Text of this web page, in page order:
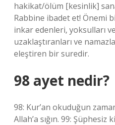
hakikat/ölüm [kesinlik]
Rabbine ibadet et! Önemi
inkar edenleri, yoksulları
uzaklaştıranları ve
eleştiren bir suredir.
98 ayet nedir?
98: Kur’an okuduğun
Allah’a sığın. 99: Şüphesiz